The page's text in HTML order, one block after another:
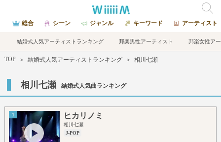
総合 シーン ジャンル キーワード アーティスト
結婚式人気アーティストランキング 邦楽男性アーティスト 邦楽女性ア
TOP ＞ 結婚式人気アーティストランキング ＞ 相川七瀬
相川七瀬 結婚式人気曲ランキング
1 ヒカリノミ
相川七瀬
J-POP